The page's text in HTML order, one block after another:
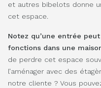
et autres bibelots donne
cet espace.
Notez qu’une entrée
fonctions dans une
de perdre cet espace
l’aménager avec des
notre cliente ? Vous